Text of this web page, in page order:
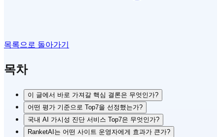
목록으로 돌아가기
목차
이 글에서 바로 가져갈 핵심 결론은 무엇인가?
어떤 평가 기준으로 Top7을 선정했는가?
국내 AI 가시성 진단 서비스 Top7은 무엇인가?
RanketAI는 어떤 사이트 운영자에게 효과가 큰가?